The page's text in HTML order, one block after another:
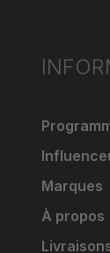
Marques
À propos